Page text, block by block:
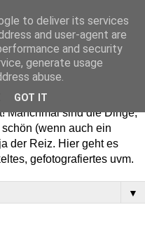
Einfach und schön -
Manchmal sind die Dinge,
(wenn auch ein
der Reiz. Hier geht es
gefotografiertes uvm.
▼
to deliver its services
and user-agent are
and security
generate usage
abuse.
GOT IT